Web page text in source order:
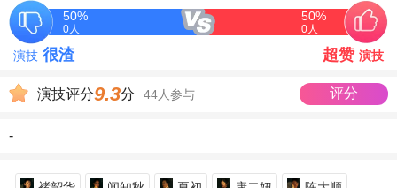
50%
0人
50%
0人
演技 很渣 超赞 演技
演技评分9.3分 44人参与 评分
-